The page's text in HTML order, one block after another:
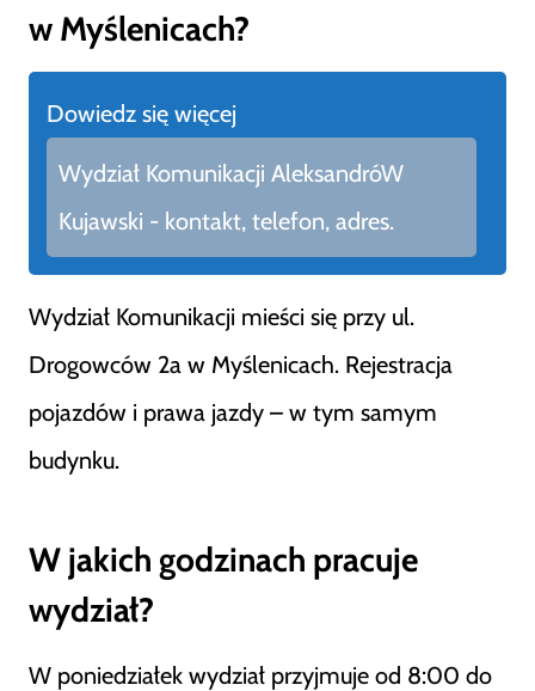
w Myślenicach?
Dowiedz się więcej
Wydział Komunikacji AleksandróW
Kujawski - kontakt, telefon, adres.
Wydział Komunikacji mieści się przy ul.
Drogowców 2a w Myślenicach. Rejestracja
pojazdów i prawa jazdy – w tym samym
budynku.
W jakich godzinach pracuje
wydział?
W poniedziałek wydział przyjmuje od 8:00 do